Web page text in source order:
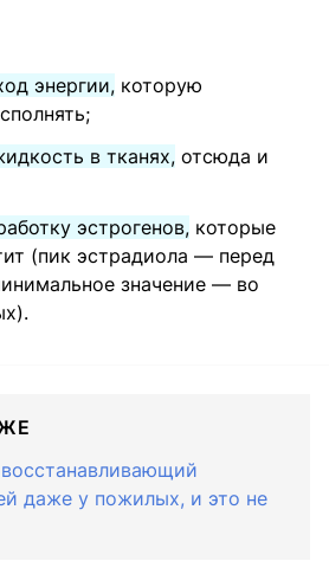
энергии, которую
в тканях, отсюда и
эстрогенов, которые
(пик эстрадиола — перед
значение — во
даже у пожилых, и это не